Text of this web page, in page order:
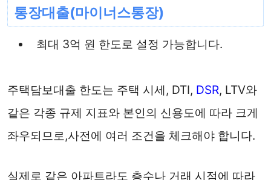
통장대출(마이너스통장)
최대 3억 원 한도로 설정 가능합니다.
주택담보대출 한도는 주택 시세, DTI, DSR, LTV와
같은 각종 규제 지표와 본인의 신용도에 따라 크게
좌우되므로,사전에 여러 조건을 체크해야 합니다.
실제로 같은 아파트라도 층수나 거래 시점에 따라